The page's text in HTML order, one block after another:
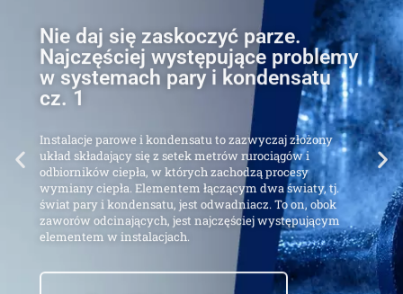
Nie daj się zaskoczyć parze.
Najczęściej występujące problemy
w systemach pary i kondensatu
cz. 1
Instalacje parowe i kondensatu to zazwyczaj złożony
układ składający się z setek metrów rurociągów i
odbiorników ciepła, w których zachodzą procesy
wymiany ciepła. Elementem łączącym dwa światy, tj.
świat pary i kondensatu, jest odwadniacz. To on, obok
zaworów odcinających, jest najczęściej występującym
elementem w instalacjach.
Przejdź do artykułu